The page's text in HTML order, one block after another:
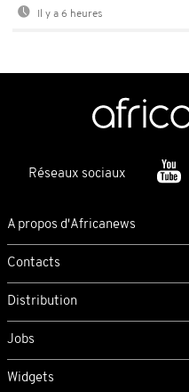
Il y a 6 heures
Réseaux sociaux
A propos d'Africanews
Contacts
Distribution
Jobs
Widgets